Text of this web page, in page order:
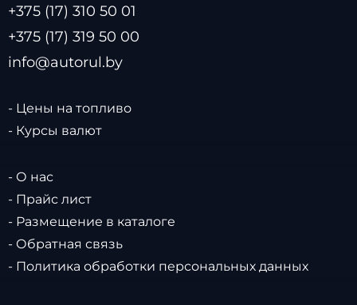
+375 (17) 310 50 01
+375 (17) 319 50 00
info@autorul.by
- Цены на топливо
- Курсы валют
- О нас
- Прайс лист
- Размещение в каталоге
- Обратная связь
- Политика обработки персональных данных